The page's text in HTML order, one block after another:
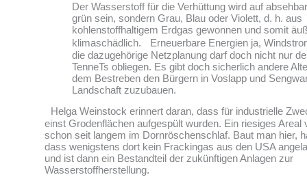
Der Wasserstoff für die Verhüttung wird auf
grün sein, sondern Grau, Blau oder Violett, d. h. aus
kohlenstoffhaltigem Erdgas gewonnen und somit
klimaschädlich. Erneuerbare Energien ja,
die dazugehörige Netzplanung darf doch nicht nur
TenneTs obliegen. Es gibt doch sicherlich andere
dem Bestreben den Bürgern in Voslapp und
Landschaft zuzubauen.
Helga Weinstock erinnert daran, dass für industrielle
einst Grodenflächen aufgespült wurden. Ein riesiges Areal
schon seit langem im Dornröschenschlaf. Baut man hier,
dass wenigstens dort kein Frackingas aus den USA
und ist dann ein Bestandteil der zukünftigen Anlagen zur
Wasserstoffherstellung.